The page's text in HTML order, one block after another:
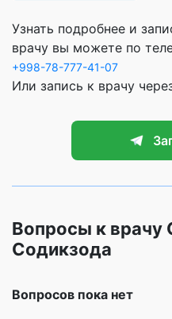
Узнать подробнее и
врачу вы можете по
+998-78-777-41-07
Или запись к врачу
Вопросы к врачу
Содикзода
Вопросов пока нет